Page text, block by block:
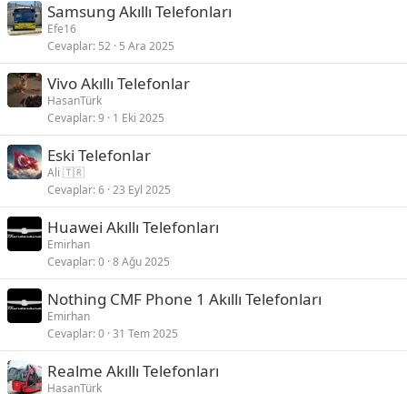
Samsung Akıllı Telefonları
Efe16
Cevaplar 52 5 Ara 2025
Vivo Akıllı Telefonlar
HasanTürk
Cevaplar 9 1 Eki 2025
Eski Telefonlar
Ali 🇹🇷
Cevaplar 6 23 Eyl 2025
Huawei Akıllı Telefonları
Emirhan
Cevaplar 0 8 Ağu 2025
Nothing CMF Phone 1 Akıllı Telefonları
Emirhan
Cevaplar 0 31 Tem 2025
Realme Akıllı Telefonları
HasanTürk